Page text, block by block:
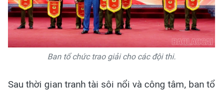
Ban tổ chức trao giải cho các đội thi.
Sau thời gian tranh tài sôi nổi và công tâm, ban tổ